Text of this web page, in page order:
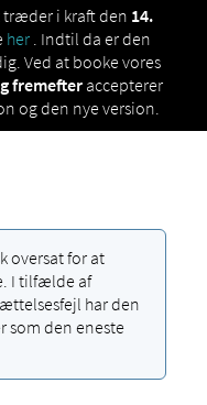
træder i kraft den 14.
her. Indtil da er den
Ved at booke vores
fremefteraccepterer
og den nye version.
oversat for at
I tilfælde af
har den
som den eneste